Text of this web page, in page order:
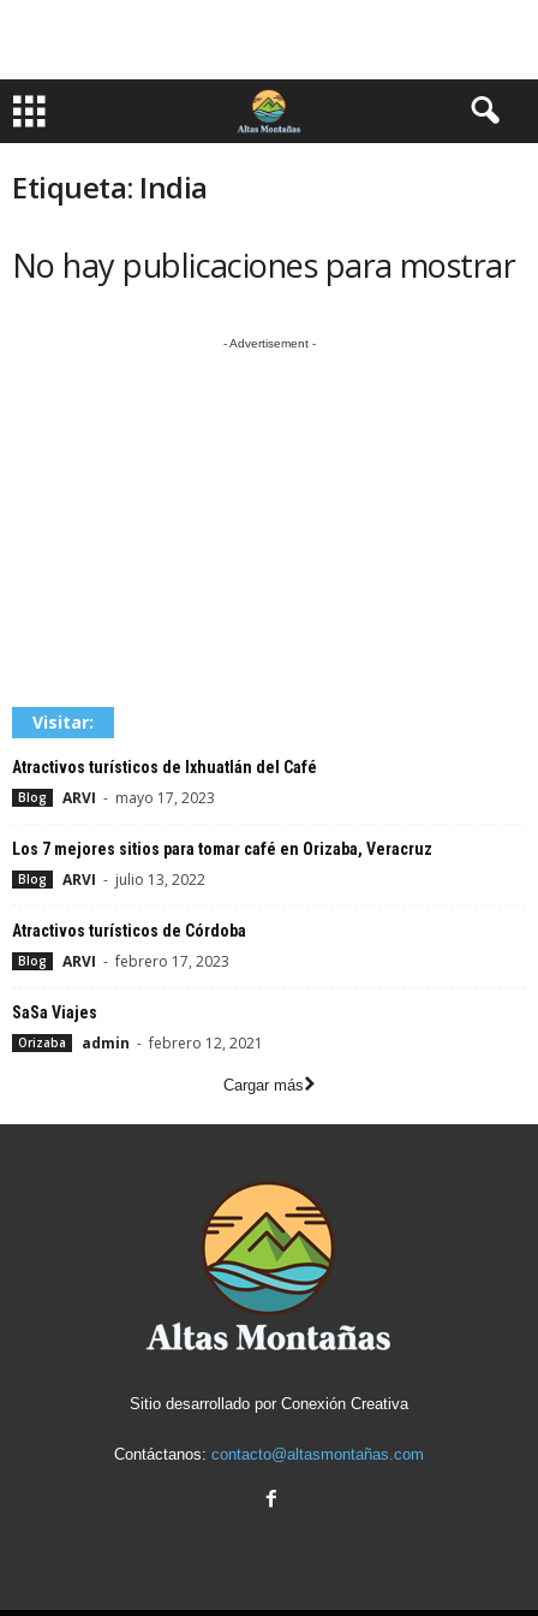
Etiqueta: India
No hay publicaciones para mostrar
- Advertisement -
Visitar:
Atractivos turísticos de Ixhuatlán del Café
Blog ARVI - mayo 17, 2023
Los 7 mejores sitios para tomar café en Orizaba, Veracruz
Blog ARVI - julio 13, 2022
Atractivos turísticos de Córdoba
Blog ARVI - febrero 17, 2023
SaSa Viajes
Orizaba admin - febrero 12, 2021
Cargar más
Sitio desarrollado por Conexión Creativa
Contáctanos: contacto@altasmontañas.com